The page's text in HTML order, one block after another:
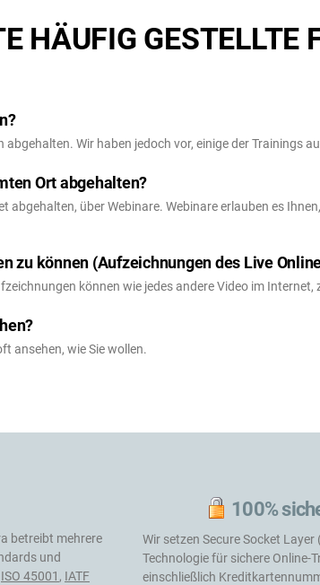
HÄUFIG GESTELLTE
Wir haben jedoch vor, einige der Trainings
Ort abgehalten?
abgehalten, über Webinare. Webinare erlauben es
zu können (Aufzeichnungen des Live
können wie jedes andere Video im Internet,
ansehen, wie Sie wollen.
betreibt mehrere
und
ISO 45001 , IATF
100%
Wir setzen Secure Socket
Technologie für sichere
einschließlich